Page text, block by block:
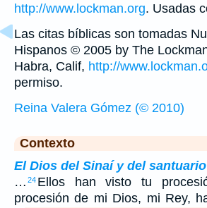
http://www.lockman.org. Usadas
Las citas bíblicas son tomadas
Hispanos © 2005 by The
Habra, Calif, http://
permiso.
Reina Valera Gómez (© 2010)
Contexto
El Dios del Sinaí y del santuario
… 24 Ellos han visto tu
procesión de mi Dios, mi Rey,